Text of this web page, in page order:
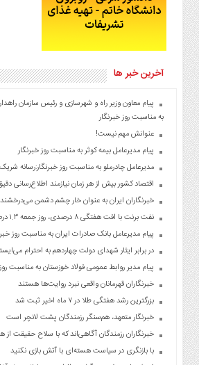
آخرین خبر ها
پیام معاون وزیر راه و شهرسازی و رئیس سازمان
به مناسبت روز خبرنگار
عنوانش مهم نیست!
پیام مدیرعامل بیمه کوثر به مناسبت روز خبرنگار
مدیرعامل چادرملو به مناسبت روز خبرنگار:رسانه
اقتصاد کشور بیش از هر زمان نیازمند اطلاع‌رسانی
خبرنگاران ایران به عنوان خار چشم دشمن می‌درخشند
نفت برنت با افت هفتگی ۸ درصدی، روز جمعه ۱.۳ درصد رشد کرد
پیام مدیرعامل بانک صادرات ایران به مناسبت روز
در برابر ایثار شهدای دولت چهاردهم به احترام
پیام مدیر روابط عمومی فولاد خوزستان به مناسبت
خبرنگاران قهرمانان واقعی نبرد روایت‌ها هستند
بزرگترین رشد هفتگی طلا در ۷ ماه اخیر ثبت شد
خبرنگار متعهد، هم‌سنگر رزمندگان پشت لانچر است
خبرنگاران رزمندگان آگاهی‌اند که با سلاح حقیقت
با بازنگری در سیاست هسته‌ای با آتش بازی نکنید